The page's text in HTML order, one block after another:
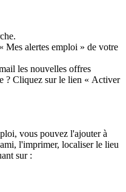
Mes alertes emploi » de votre
les nouvelles offres
? Cliquez sur le lien « Activer
vous pouvez l'ajouter à
l'imprimer, localiser le lieu
sur :